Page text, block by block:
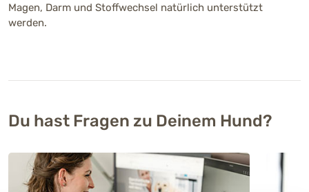
Magen, Darm und Stoffwechsel natürlich unterstützt
werden.
Du hast Fragen zu Deinem Hund?